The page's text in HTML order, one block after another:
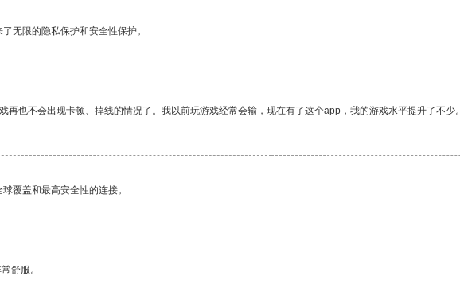
无限的隐私保护和安全性保护。
再也不会出现卡顿、掉线的情况了。我以前玩游戏经常会输，现在有了这个app，我的游戏水平提升了不少。
覆盖和最高安全性的连接。
舒服。